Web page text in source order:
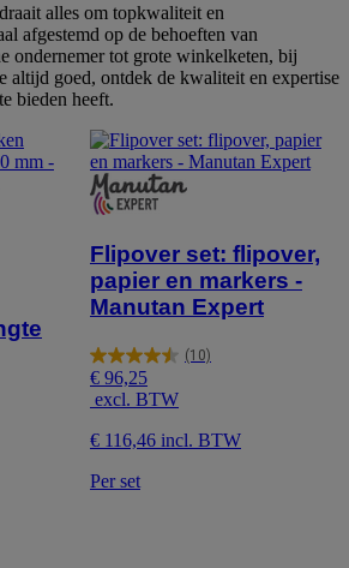
alles om topkwaliteit en
afgestemd op de behoeften van
ondernemer tot grote winkelketen, bij
altijd goed, ontdek de kwaliteit en expertise
bieden heeft.
Flipover set: flipover,
papier en markers -
Manutan Expert
(10)
4.5
van
de
5
sterren.
10
beoordelingen
€ 96,25
excl. BTW
€ 116,46 incl. BTW
Per set